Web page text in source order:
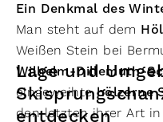
Ein Denkmal des
Man steht auf dem
Weißen Stein bei
Wilhelm-Dillemuth-
eingeweihtehölzerne
den letzten ihrer Art
Lage und
entdecken